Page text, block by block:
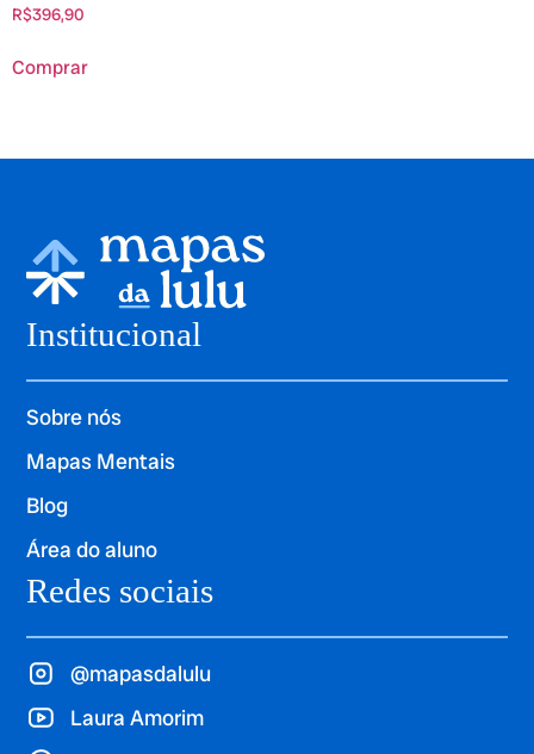
R$396,90
Comprar
Institucional
Sobre nós
Mapas Mentais
Blog
Área do aluno
Redes sociais
@mapasdalulu
Laura Amorim